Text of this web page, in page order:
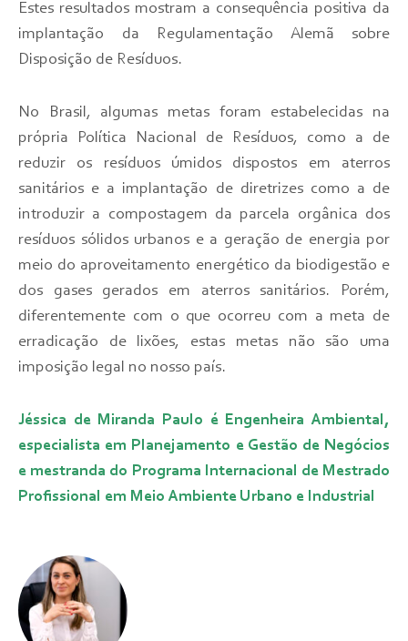
Estes resultados mostram a consequência positiva da
implantação da Regulamentação Alemã sobre
Disposição de Resíduos.
No Brasil, algumas metas foram estabelecidas na
própria Política Nacional de Resíduos, como a de
reduzir os resíduos úmidos dispostos em aterros
sanitários e a implantação de diretrizes como a de
introduzir a compostagem da parcela orgânica dos
resíduos sólidos urbanos e a geração de energia por
meio do aproveitamento energético da biodigestão e
dos gases gerados em aterros sanitários. Porém,
diferentemente com o que ocorreu com a meta de
erradicação de lixões, estas metas não são uma
imposição legal no nosso país.
Jéssica de Miranda Paulo é Engenheira Ambiental,
especialista em Planejamento e Gestão de Negócios
e mestranda do Programa Internacional de Mestrado
Profissional em Meio Ambiente Urbano e Industrial